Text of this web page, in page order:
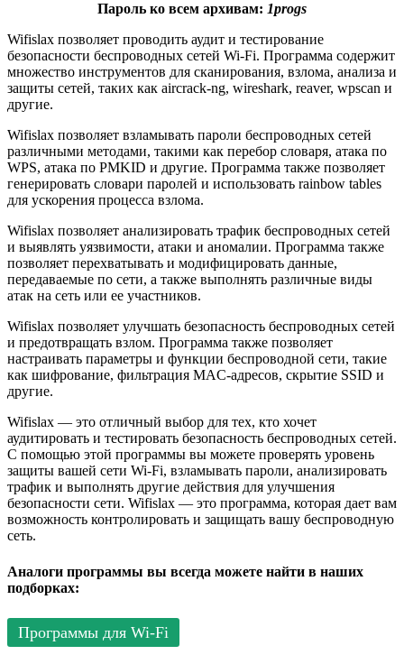
Пароль ко всем архивам: 1progs
Wifislax позволяет проводить аудит и тестирование
безопасности беспроводных сетей Wi-Fi. Программа содержит
множество инструментов для сканирования, взлома, анализа и
защиты сетей, таких как aircrack-ng, wireshark, reaver, wpscan и
другие.
Wifislax позволяет взламывать пароли беспроводных сетей
различными методами, такими как перебор словаря, атака по
WPS, атака по PMKID и другие. Программа также позволяет
генерировать словари паролей и использовать rainbow tables
для ускорения процесса взлома.
Wifislax позволяет анализировать трафик беспроводных сетей
и выявлять уязвимости, атаки и аномалии. Программа также
позволяет перехватывать и модифицировать данные,
передаваемые по сети, а также выполнять различные виды
атак на сеть или ее участников.
Wifislax позволяет улучшать безопасность беспроводных сетей
и предотвращать взлом. Программа также позволяет
настраивать параметры и функции беспроводной сети, такие
как шифрование, фильтрация MAC-адресов, скрытие SSID и
другие.
Wifislax — это отличный выбор для тех, кто хочет
аудитировать и тестировать безопасность беспроводных сетей.
С помощью этой программы вы можете проверять уровень
защиты вашей сети Wi-Fi, взламывать пароли, анализировать
трафик и выполнять другие действия для улучшения
безопасности сети. Wifislax — это программа, которая дает вам
возможность контролировать и защищать вашу беспроводную
сеть.
Аналоги программы вы всегда можете найти в наших
подборках:
Программы для Wi-Fi